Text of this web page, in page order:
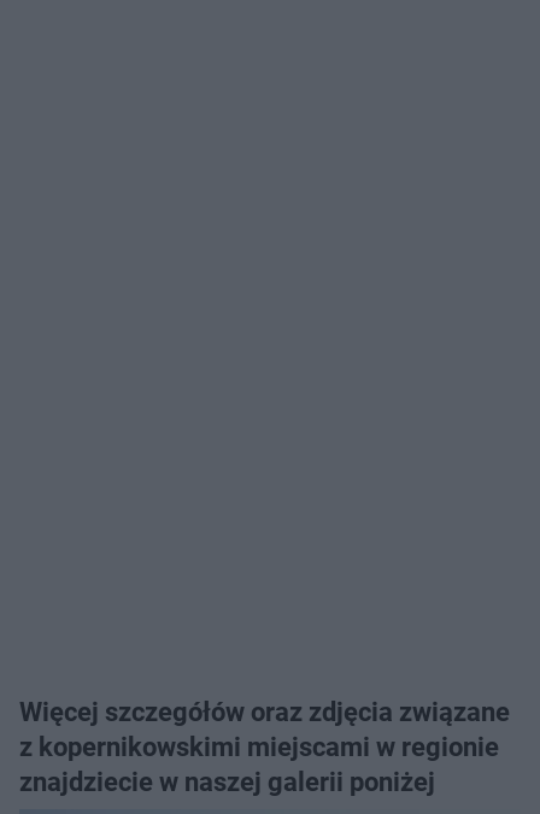
Więcej szczegółów oraz zdjęcia związane
z kopernikowskimi miejscami w regionie
znajdziecie w naszej galerii poniżej